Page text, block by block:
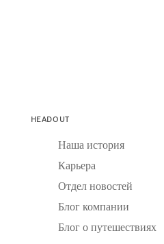
HEADOUT
Наша история
Карьера
Отдел новостей
Блог компании
Блог о путешествиях